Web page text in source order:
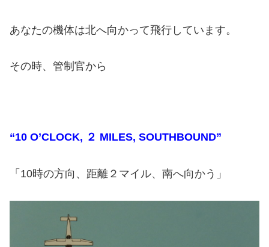
あなたの機体は北へ向かって飛行しています。
その時、管制官から
“10 O’CLOCK, ２ MILES, SOUTHBOUND”
「10時の方向、距離２マイル、南へ向かう」